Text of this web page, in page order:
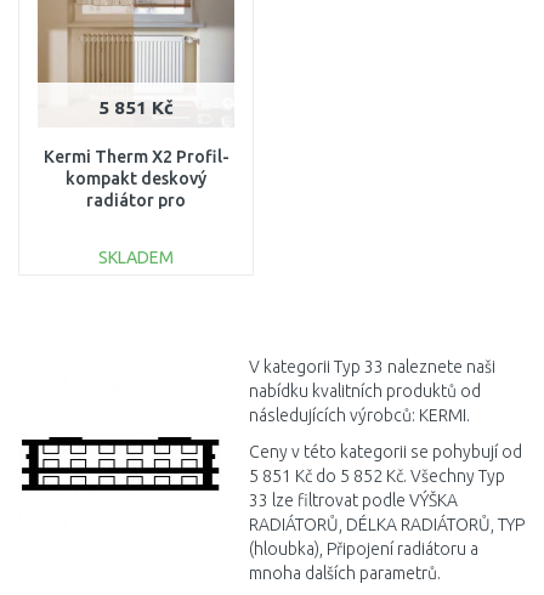
5 851 Kč
Kermi Therm X2 Profil-
kompakt deskový
radiátor pro
SKLADEM
V kategorii Typ 33 naleznete naši
nabídku kvalitních produktů od
následujících výrobců: KERMI.
Ceny v této kategorii se pohybují od
5 851 Kč do 5 852 Kč. Všechny Typ
33 lze filtrovat podle VÝŠKA
RADIÁTORŮ, DÉLKA RADIÁTORŮ, TYP
(hloubka), Připojení radiátoru a
mnoha dalších parametrů.